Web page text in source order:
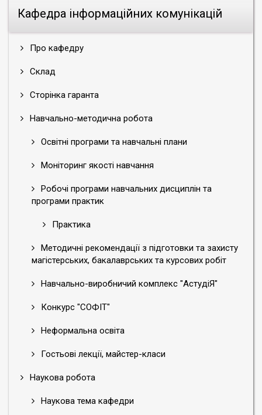
Кафедра інформаційних комунікацій
Про кафедру
Склад
Сторінка гаранта
Навчально-методична робота
Освітні програми та навчальні плани
Моніторинг якості навчання
Робочі програми навчальних дисциплін та
програми практик
Практика
Методичні рекомендації з підготовки та захисту
магістерських, бакалаврських та курсових робіт
Навчально-виробничий комплекс "АстудіЯ"
Конкурс "СОФІТ"
Неформальна освіта
Гостьові лекції, майстер-класи
Наукова робота
Наукова тема кафедри